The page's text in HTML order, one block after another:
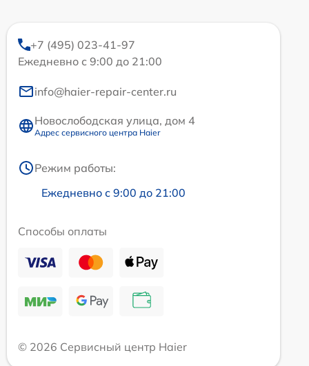
+7 (495) 023-41-97
Ежедневно с 9:00 до 21:00
info@haier-repair-center.ru
Новослободская улица, дом 4
Адрес сервисного центра Haier
Режим работы:
Ежедневно с 9:00 до 21:00
Способы оплаты
© 2026 Сервисный центр Haier